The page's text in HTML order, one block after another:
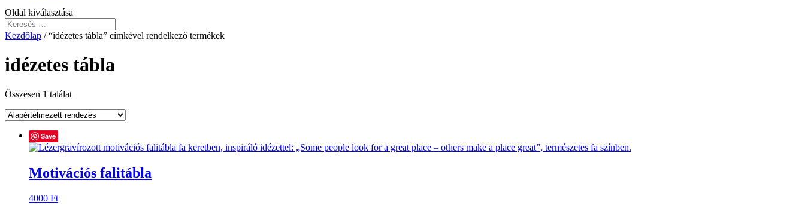
Oldal kiválasztása
Kezdőlap / “idézetes tábla” címkével rendelkező termékek
idézetes tábla
Összesen 1 találat
Save
Motivációs falitábla
4000 Ft